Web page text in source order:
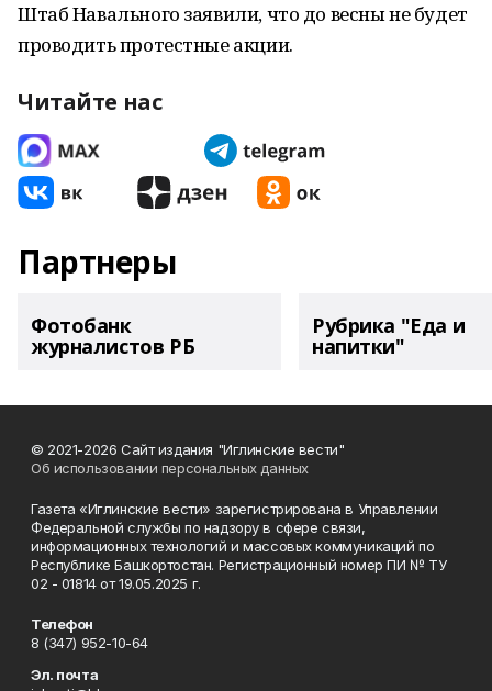
Штаб Навального заявили, что до весны не будет
проводить протестные акции.
Читайте нас
Партнеры
Фотобанк
журналистов РБ
Рубрика "Еда и
напитки"
© 2021-2026 Сайт издания "Иглинские вести"
Об использовании персональных данных
Газета «Иглинские вести» зарегистрирована в Управлении
Федеральной службы по надзору в сфере связи,
информационных технологий и массовых коммуникаций по
Республике Башкортостан. Регистрационный номер ПИ № ТУ
02 - 01814 от 19.05.2025 г.
Телефон
8 (347) 952-10-64
Эл. почта